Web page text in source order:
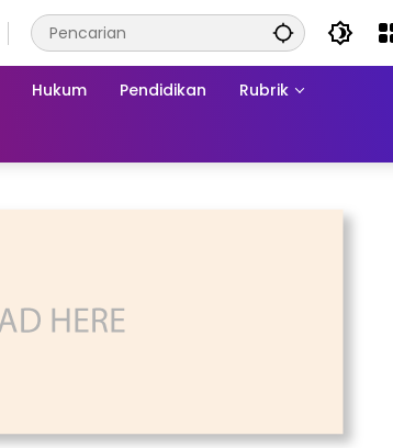
Hukum Pendidikan Rubrik